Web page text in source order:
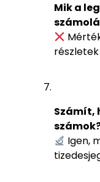
Mik a
Számít,
Igen,